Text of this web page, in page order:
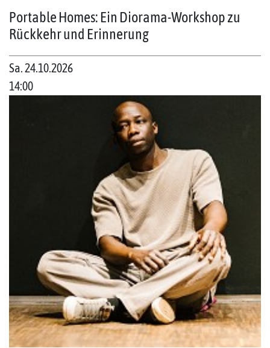
Portable Homes: Ein Diorama-Workshop zu
Rückkehr und Erinnerung
Sa. 24.10.2026
14:00